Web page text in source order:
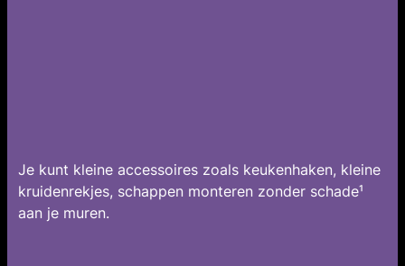
Je kunt kleine accessoires zoals keukenhaken, kleine
kruidenrekjes, schappen monteren zonder schade¹
aan je muren.